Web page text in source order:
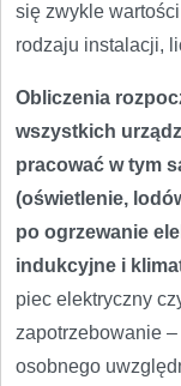
się zwykle
rodzaju instalacji,
Obliczenia
wszystkich
pracować w tym
(oświetlenie,
po ogrzewanie
indukcyjne i
piec elektryczny
zapotrzebowanie
osobnego